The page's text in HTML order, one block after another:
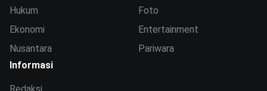
Hukum
Ekonomi
Nusantara
Foto
Entertainment
Pariwara
Informasi
Redaksi